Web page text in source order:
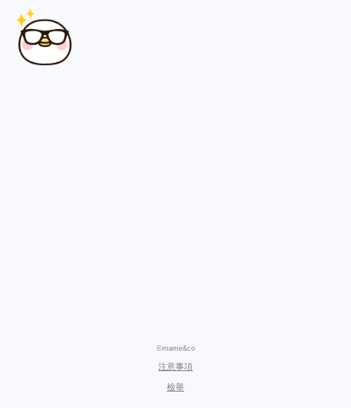
©mame&co
注意事項
檢舉